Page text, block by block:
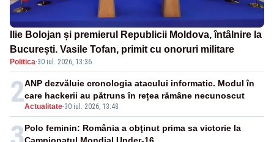
Ilie Bolojan și premierul Republicii Moldova, întâlnire la
București. Vasile Tofan, primit cu onoruri militare
Politica·30 iul. 2026, 13:36
2Actualitate-30 iul. 2026, 13:48
ANP dezvăluie cronologia atacului informatic. Modul în
care hackerii au pătruns în rețea rămâne necunoscut
Polo feminin: România a obţinut prima sa victorie la